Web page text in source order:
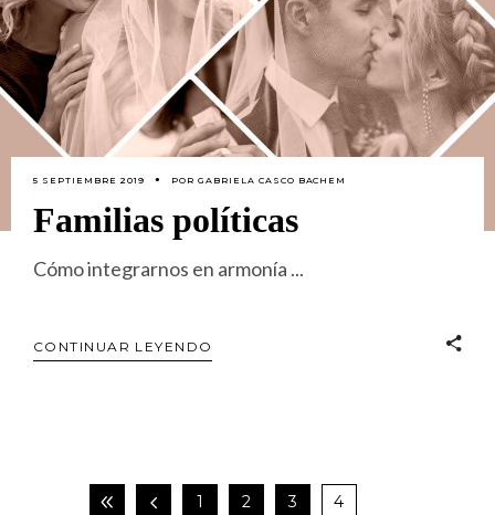
5 SEPTIEMBRE 2019 PORGABRIELA CASCO BACHEM
Familias políticas
Cómo integrarnos en armonía
CONTINUAR LEYENDO
1 2 3 4